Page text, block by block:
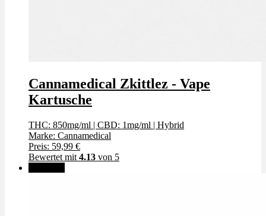
Cannamedical Zkittlez - Vape
Kartusche
THC: 850mg/ml | CBD: 1mg/ml | Hybrid
Marke: Cannamedical
Preis: 59,99 €
Bewertet mit 4.13 von 5